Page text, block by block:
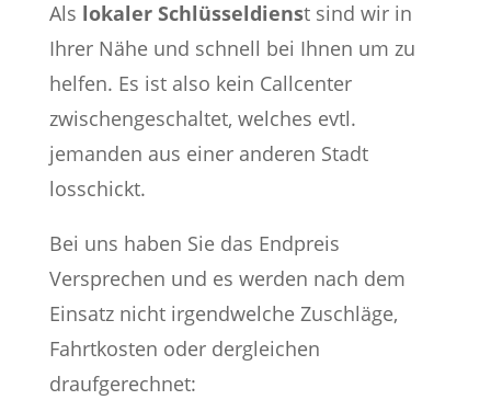
Als lokaler Schlüsseldienst sind wir in
Ihrer Nähe und schnell bei Ihnen um zu
helfen. Es ist also kein Callcenter
zwischengeschaltet, welches evtl.
jemanden aus einer anderen Stadt
losschickt.
Bei uns haben Sie das Endpreis
Versprechen und es werden nach dem
Einsatz nicht irgendwelche Zuschläge,
Fahrtkosten oder dergleichen
draufgerechnet: